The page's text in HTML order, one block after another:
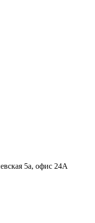
5а, офис 24А